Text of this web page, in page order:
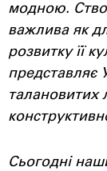
модною.
важлива як
розвитку її
представляє
талановитих
Сьогодні